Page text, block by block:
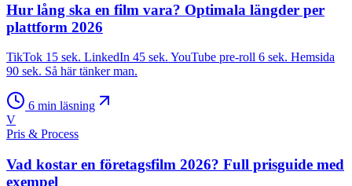
Hur lång ska en film vara? Optimala längder per
plattform 2026
TikTok 15 sek. LinkedIn 45 sek. YouTube pre-roll 6 sek. Hemsida
90 sek. Så här tänker man.
6 min läsning
V
Pris & Process
Vad kostar en företagsfilm 2026? Full prisguide med
exempel